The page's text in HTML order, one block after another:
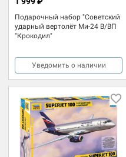
Подарочный набор "Советский
ударный вертолёт Ми-24 В/ВП
"Крокодил"
Уведомить о наличии